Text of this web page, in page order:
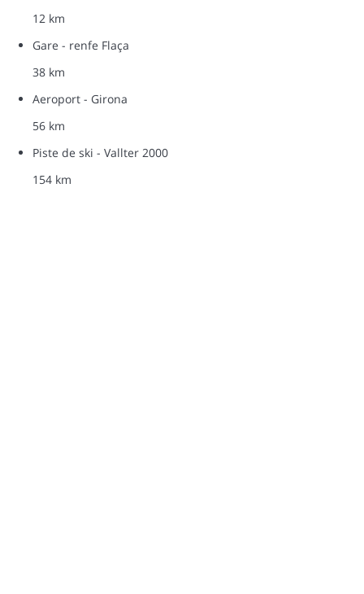
12 km
Gare - renfe Flaça
38 km
Aeroport - Girona
56 km
Piste de ski - Vallter 2000
154 km